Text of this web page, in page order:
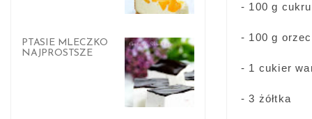
- 100 g
- 100 g
- 1 cukier
- 3 żółtka
PTASIE MLECZKO
NAJPROSTSZE